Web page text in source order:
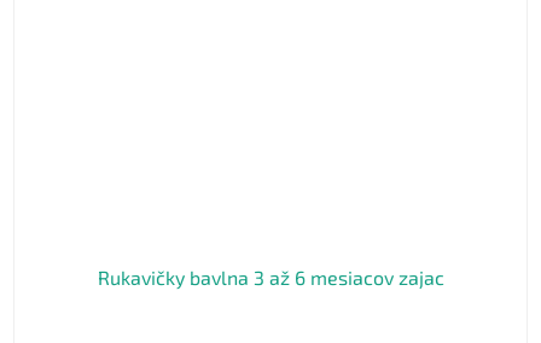
Rukavičky bavlna 3 až 6 mesiacov zajac